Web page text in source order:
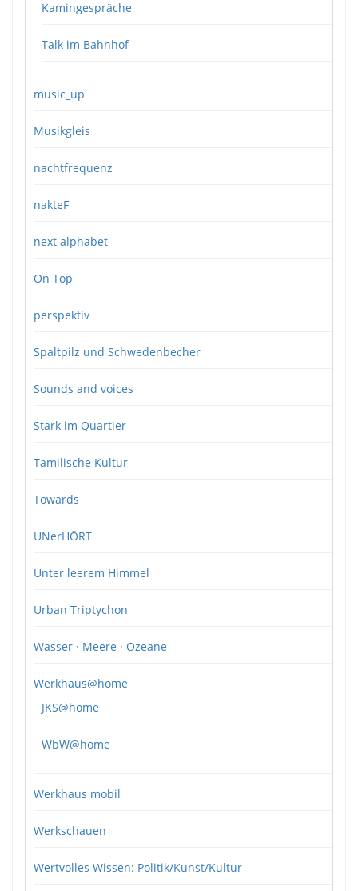
Kamingespräche
Talk im Bahnhof
music_up
Musikgleis
nachtfrequenz
nakteF
next alphabet
On Top
perspektiv
Spaltpilz und Schwedenbecher
Sounds and voices
Stark im Quartier
Tamilische Kultur
Towards
UNerHÖRT
Unter leerem Himmel
Urban Triptychon
Wasser · Meere · Ozeane
Werkhaus@home
JKS@home
WbW@home
Werkhaus mobil
Werkschauen
Wertvolles Wissen: Politik/Kunst/Kultur